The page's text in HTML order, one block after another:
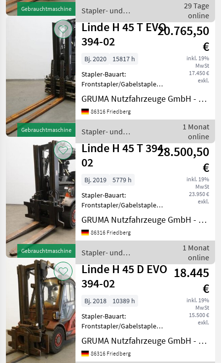
Gebrauchtmaschine
Seitenschieber, integriert -
Seitenschieber integriert
Stapler- und
Lagertechnik / Linde
29 Tage
online
Gebrauchtmaschine
Linde H 45 T EVO
394-02
20.765,50
€
inkl. 19%
MwSt
17.450 €
exkl.
Bj. 2020
15817 h
Stapler-Bauart:
Frontstapler/Gabelstapler -
Fahrzeug:
Doppelzusatzhydraulik -
Mast:
Gabelträger -
Doppelpalettenklammer
DURWEN DPK 45-C, Brei
GRUMA Nutzfahrzeuge GmbH - Staplertechnik
86316 Friedberg
Stapler- und
Lagertechnik / Linde
1 Monat
online
Gebrauchtmaschine
Linde H 45 T 394-
02
28.500,50
€
inkl. 19%
MwSt
23.950 €
exkl.
Bj. 2019
5779 h
Stapler-Bauart:
Frontstapler/Gabelstapler -
Fahrzeug:
Doppelzusatzhydraulik -
Mast:
Drucklosschaltung -
Seitenschieber, integriert -
Teleskop
GRUMA Nutzfahrzeuge GmbH - Staplertechnik
86316 Friedberg
Stapler- und
Lagertechnik / Linde
1 Monat
online
Linde H 45 D EVO
394-02
18.445
€
inkl. 19%
MwSt
15.500 €
exkl.
Bj. 2018
10389 h
Stapler-Bauart:
Frontstapler/Gabelstapler -
Fahrzeug:
Doppelzusatzhydraulik -
Mast:
GRUMA Nutzfahrzeuge GmbH - Staplertechnik
86316 Friedberg